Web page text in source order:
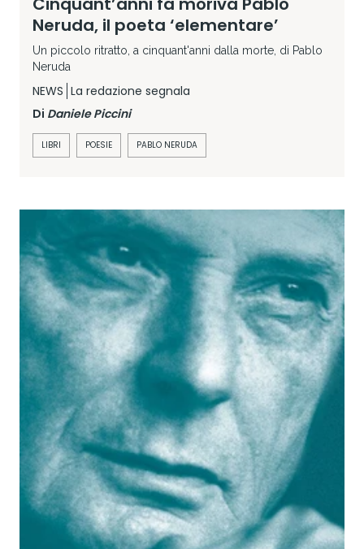
Neruda, il poeta ‘elementare’
Un piccolo ritratto, a cinquant'anni dalla morte, di Pablo
Neruda
NEWS La redazione segnala
Di Daniele Piccini
LIBRI POESIE PABLO NERUDA